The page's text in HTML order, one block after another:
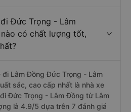
Đức Trọng - Lâm
có chất lượng tốt,
đi Lâm Đồng Đức Trọng - Lâm
sắc, cao cấp nhất là nhà xe
Đức Trọng - Lâm Đồng từ Lâm
là 4.9/5 dựa trên 7 đánh giá